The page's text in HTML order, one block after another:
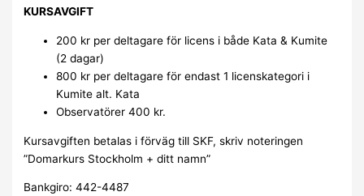
KURSAVGIFT
200 kr per deltagare för licens i både Kata & Kumite
(2 dagar)
800 kr per deltagare för endast 1 licenskategori i
Kumite alt. Kata
Observatörer 400 kr.
Kursavgiften betalas i förväg till SKF, skriv noteringen
”Domarkurs Stockholm + ditt namn”
Bankgiro: 442-4487